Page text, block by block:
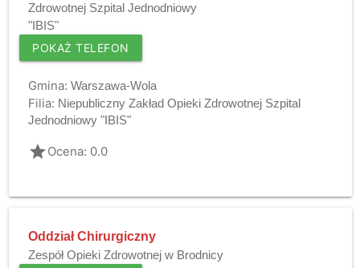
Zdrowotnej Szpital Jednodniowy
"IBIS"
POKAŻ TELEFON
Gmina: Warszawa-Wola
Filia: Niepubliczny Zakład Opieki Zdrowotnej Szpital
Jednodniowy "IBIS"
gradeOcena: 0.0
Oddział Chirurgiczny
Zespół Opieki Zdrowotnej w Brodnicy